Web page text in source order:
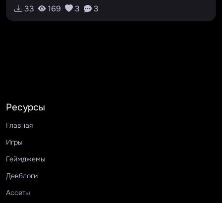
33
169 3 3
Ресурсы
Главная
Игры
Геймджемы
Девблоги
Ассеты